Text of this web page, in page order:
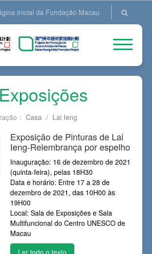
inicial da Fundação Macau
Exposições
： Casa / Lai Ieng
Exposição de Pinturas de Lai
Ieng-Relembrança por espelho
Inauguração: 16 de dezembro de 2021
(quinta-feira), pelas 18H30
Data e horário: Entre 17 a 28 de
dezembro de 2021, das 10H00 às
19H00
Local: Sala de Exposições e Sala
Multifuncional do Centro UNESCO de
Macau